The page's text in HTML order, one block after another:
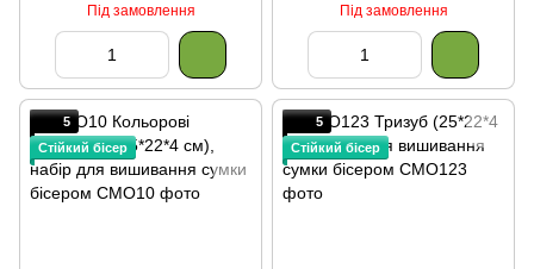
Під замовлення Під замовлення
5
Стійкий бісер
5
Стійкий бісер